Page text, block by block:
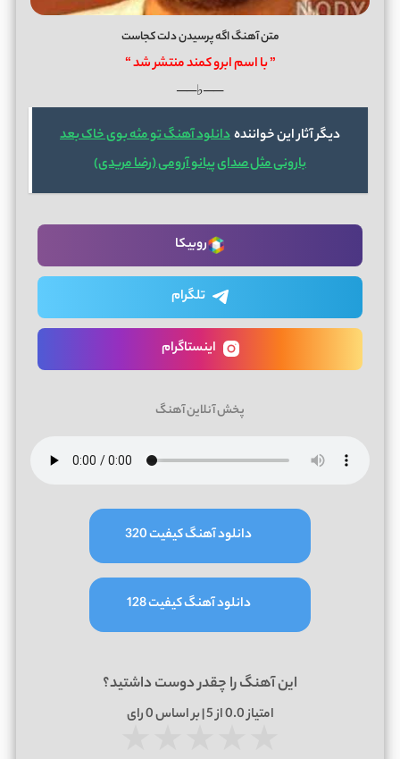
متن آهنگ اگه پرسیدن دلت کجاست
” با اسم ابرو کمند منتشر شد “
──♭──
دیگر آثار این خوانندهدانلود آهنگ تو مثه بوی خاک بعد
بارونی مثل صدای پیانو آرومی (رضا مریدی)
روبیکا
تلگرام
اینستاگرام
پخش آنلاین آهنگ
دانلود آهنگ کیفیت 320
دانلود آهنگ کیفیت 128
این آهنگ را چقدر دوست داشتید؟
امتیاز0.0از 5 | بر اساس 0رای